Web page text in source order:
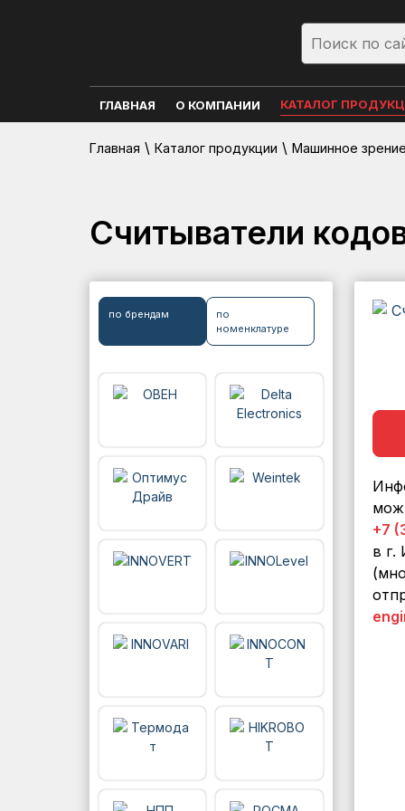
ГЛАВНАЯ О КОМПАНИИ КАТАЛОГ
Главная \ Каталог продукции \ Машинное
Считыватели
по брендам
по
номенклатуре
+7
в г.